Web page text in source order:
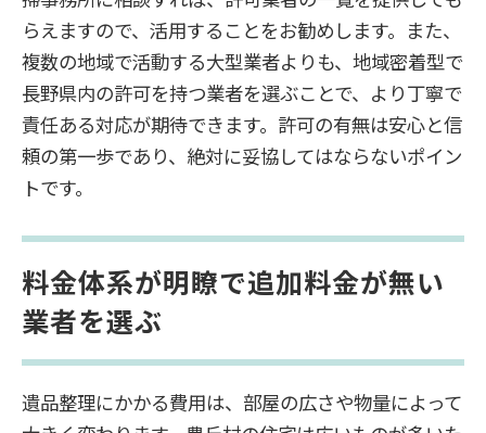
らえますので、活用することをお勧めします。また、
複数の地域で活動する大型業者よりも、地域密着型で
長野県内の許可を持つ業者を選ぶことで、より丁寧で
責任ある対応が期待できます。許可の有無は安心と信
頼の第一歩であり、絶対に妥協してはならないポイン
トです。
料金体系が明瞭で追加料金が無い
業者を選ぶ
遺品整理にかかる費用は、部屋の広さや物量によって